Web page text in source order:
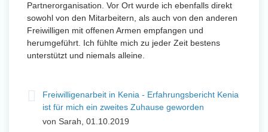
Partnerorganisation. Vor Ort wurde ich ebenfalls direkt
sowohl von den Mitarbeitern, als auch von den anderen
Freiwilligen mit offenen Armen empfangen und
herumgeführt. Ich fühlte mich zu jeder Zeit bestens
unterstützt und niemals alleine.
Freiwilligenarbeit in Kenia - Erfahrungsbericht Kenia
ist für mich ein zweites Zuhause geworden
von Sarah, 01.10.2019